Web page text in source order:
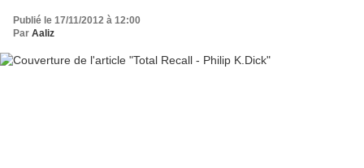
Publié le 17/11/2012 à 12:00
Par Aaliz